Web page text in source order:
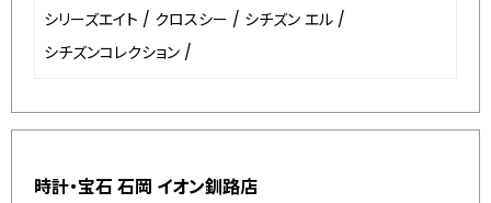
シリーズエイト / クロスシー / シチズン エル /
シチズンコレクション /
時計・宝石 石岡 イオン釧路店